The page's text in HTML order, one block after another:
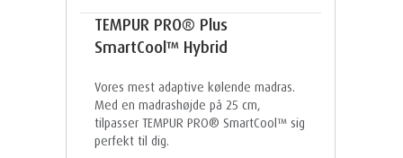
TEMPUR PRO® Plus
SmartCool™ Hybrid
Vores mest adaptive kølende madras.
Med en madrashøjde på 25 cm,
tilpasser TEMPUR PRO® SmartCool™ sig
perfekt til dig.